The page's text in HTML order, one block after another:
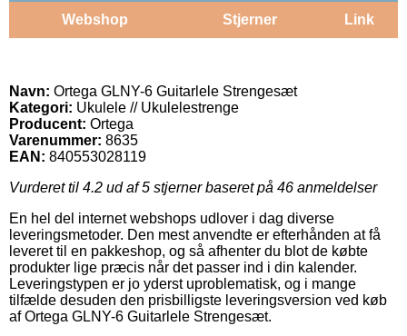
Webshop Stjerner Link
Navn: Ortega GLNY-6 Guitarlele Strengesæt
Kategori: Ukulele // Ukulelestrenge
Producent: Ortega
Varenummer: 8635
EAN: 840553028119
Vurderet til 4.2 ud af 5 stjerner baseret på 46 anmeldelser
En hel del internet webshops udlover i dag diverse
leveringsmetoder. Den mest anvendte er efterhånden at få
leveret til en pakkeshop, og så afhenter du blot de købte
produkter lige præcis når det passer ind i din kalender.
Leveringstypen er jo yderst uproblematisk, og i mange
tilfælde desuden den prisbilligste leveringsversion ved køb
af Ortega GLNY-6 Guitarlele Strengesæt.